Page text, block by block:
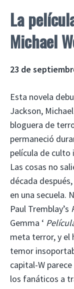
La
Michael
23 de
Esta novela
Jackson,
bloguera de
permaneció
película de
Las cosas no
década
en una secuela.
Paul Tremblay’s
Gemma ‘
meta terror, y el
temor
capital-W
los fanáticos a